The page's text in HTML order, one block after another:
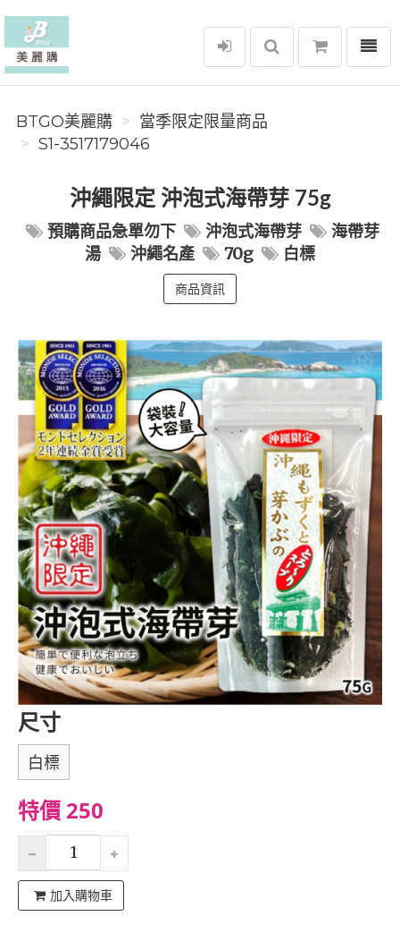
BTGO美麗購
選單
BTGO美麗購
當季限定限量商品
S1-3517179046
沖繩限定 沖泡式海帶芽 75g
預購商品急單勿下 沖泡式海帶芽
海帶芽
湯
沖繩名產 70g 白標
商品資訊
尺寸
白標
特價 250
加入購物車